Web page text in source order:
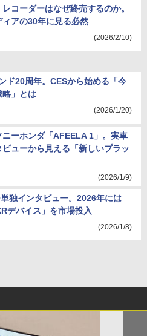
コーダーはなぜ終売するのか。
アの30年に見る必然
(2026/2/10)
ド20周年。CESから始める「今
略」とは
(2026/1/20)
ニーホンダ「AFEELA 1」。実車
ューから見える「新しいプラッ
(2026/1/9)
独インタビュー。2026年には
デバイス」を市場投入
(2026/1/8)